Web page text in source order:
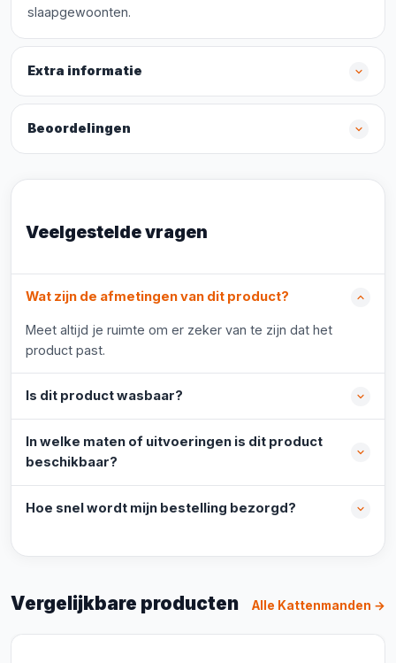
slaapgewoonten.
Extra informatie
Beoordelingen
Veelgestelde vragen
Wat zijn de afmetingen van dit product?
Meet altijd je ruimte om er zeker van te zijn dat het
product past.
Is dit product wasbaar?
In welke maten of uitvoeringen is dit product
beschikbaar?
Hoe snel wordt mijn bestelling bezorgd?
Vergelijkbare producten Alle Kattenmanden →